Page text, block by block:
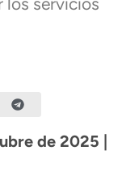
de 2025 |